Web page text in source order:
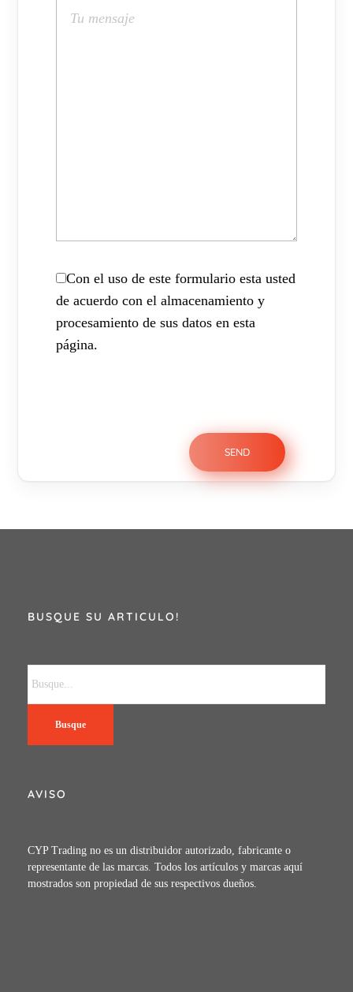
Con el uso de este formulario esta usted
de acuerdo con el almacenamiento y
procesamiento de sus datos en esta
página.
BUSQUE SU ARTICULO!
Busque
AVISO
CYP Trading no es un distribuidor autorizado, fabricante o
representante de las marcas. Todos los artículos y marcas aquí
mostrados son propiedad de sus respectivos dueños.